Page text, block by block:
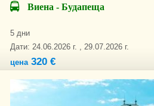
Виена - Будапеща
5 дни
Дати: 24.06.2026 г. , 29.07.2026 г.
цена320 €